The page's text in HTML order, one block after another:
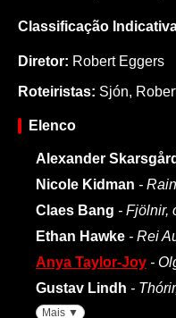
Classificação
Diretor: Robert Eggers
Roteiristas: Sjón,
Elenco
Alexander Skarsgård
Nicole Kidman -
Claes Bang - Fjölnir,
Ethan Hawke - Rei
Anya Taylor-Joy -
Gustav Lindh -
Mais ▼